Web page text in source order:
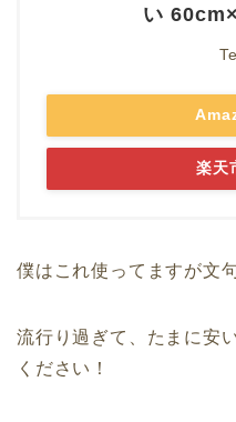
い
楽天
僕はこれ使ってますが文
流行り過ぎて、たまに安
ください！